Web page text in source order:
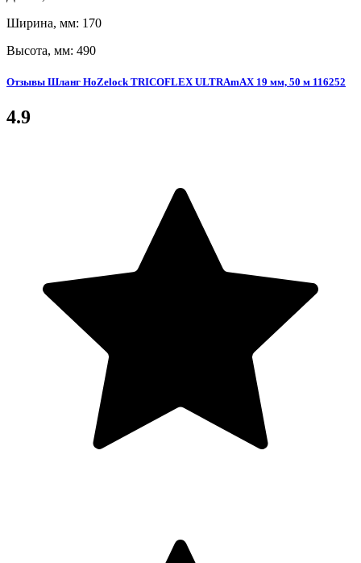
Ширина, мм: 170
Высота, мм: 490
Отзывы Шланг HoZelock TRICOFLEX ULTRAmAX 19 мм, 50 м 116252
4.9